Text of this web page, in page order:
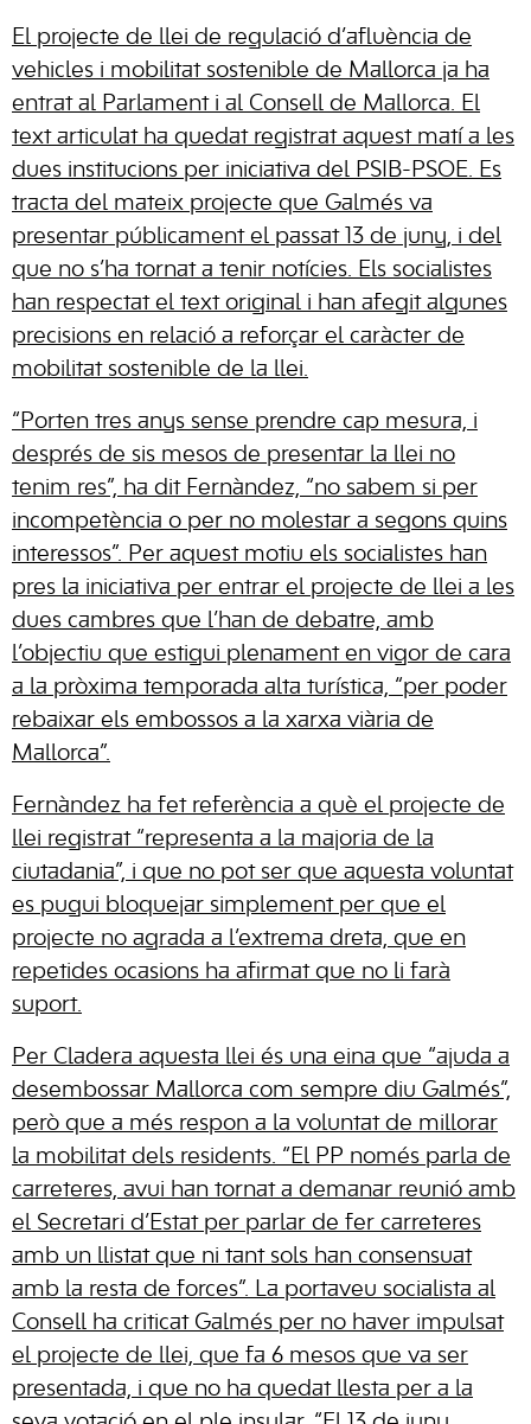
El projecte de llei de regulació d’afluència de
vehicles i mobilitat sostenible de Mallorca ja ha
entrat al Parlament i al Consell de Mallorca. El
text articulat ha quedat registrat aquest matí a les
dues institucions per iniciativa del PSIB-PSOE. Es
tracta del mateix projecte que Galmés va
presentar públicament el passat 13 de juny, i del
que no s’ha tornat a tenir notícies. Els socialistes
han respectat el text original i han afegit algunes
precisions en relació a reforçar el caràcter de
mobilitat sostenible de la llei.
“Porten tres anys sense prendre cap mesura, i
després de sis mesos de presentar la llei no
tenim res”, ha dit Fernàndez, “no sabem si per
incompetència o per no molestar a segons quins
interessos”. Per aquest motiu els socialistes han
pres la iniciativa per entrar el projecte de llei a les
dues cambres que l’han de debatre, amb
l’objectiu que estigui plenament en vigor de cara
a la pròxima temporada alta turística, “per poder
rebaixar els embossos a la xarxa viària de
Mallorca”.
Fernàndez ha fet referència a què el projecte de
llei registrat “representa a la majoria de la
ciutadania”, i que no pot ser que aquesta voluntat
es pugui bloquejar simplement per que el
projecte no agrada a l’extrema dreta, que en
repetides ocasions ha afirmat que no li farà
suport.
Per Cladera aquesta llei és una eina que “ajuda a
desembossar Mallorca com sempre diu Galmés”,
però que a més respon a la voluntat de millorar
la mobilitat dels residents. “El PP només parla de
carreteres, avui han tornat a demanar reunió amb
el Secretari d’Estat per parlar de fer carreteres
amb un llistat que ni tant sols han consensuat
amb la resta de forces”. La portaveu socialista al
Consell ha criticat Galmés per no haver impulsat
el projecte de llei, que fa 6 mesos que va ser
presentada, i que no ha quedat llesta per a la